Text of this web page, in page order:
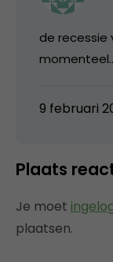
de recessie
9 februari
Plaats
Je moet
plaatsen.